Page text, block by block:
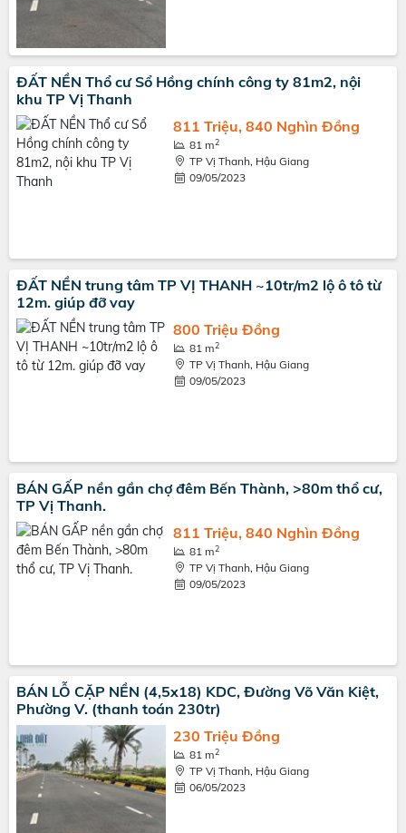
ĐẤT NỀN Thổ cư Sổ Hồng chính công ty 81m2, nội
khu TP Vị Thanh
811 Triệu, 840 Nghìn Đồng
81 m2
TP Vị Thanh, Hậu Giang
09/05/2023
ĐẤT NỀN trung tâm TP VỊ THANH ~10tr/m2 lộ ô tô từ
12m. giúp đỡ vay
800 Triệu Đồng
81 m2
TP Vị Thanh, Hậu Giang
09/05/2023
BÁN GẤP nền gần chợ đêm Bến Thành, >80m thổ cư,
TP Vị Thanh.
811 Triệu, 840 Nghìn Đồng
81 m2
TP Vị Thanh, Hậu Giang
09/05/2023
BÁN LỖ CẶP NỀN (4,5x18) KDC, Đường Võ Văn Kiệt,
Phường V. (thanh toán 230tr)
230 Triệu Đồng
81 m2
TP Vị Thanh, Hậu Giang
06/05/2023